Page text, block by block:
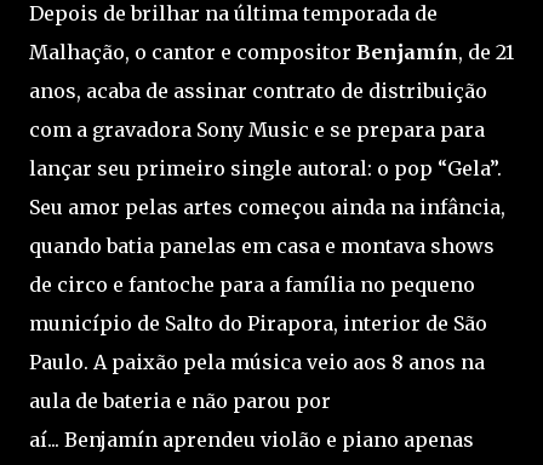
Depois de brilhar na última temporada de
Malhação, o cantor e compositor Benjamín, de 21
anos, acaba de assinar contrato de distribuição
com a gravadora Sony Music e se prepara para
lançar seu primeiro single autoral: o pop “Gela”.
Seu amor pelas artes começou ainda na infância,
quando batia panelas em casa e montava shows
de circo e fantoche para a família no pequeno
município de Salto do Pirapora, interior de São
Paulo. A paixão pela música veio aos 8 anos na
aula de bateria e não parou por
aí... Benjamín aprendeu violão e piano apenas